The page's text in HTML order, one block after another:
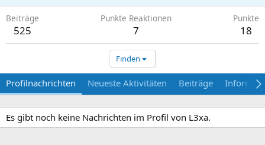
Beiträge
525
Punkte Reaktionen
7
Punkte
18
Finden
Profilnachrichten Neueste Aktivitäten Beiträge
Es gibt noch keine Nachrichten im Profil von L3xa.